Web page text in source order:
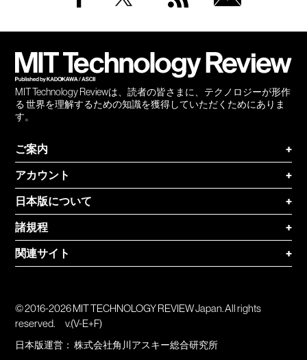
MIT Technology Reviewは、読者の皆さまに、テクノロジーが形作
る 世界を理解するための知識を獲得していただくためにありま
す。
ご案内
+
アカウント
+
日本版について
+
諸規程
+
関連サイト
+
© 2016-2026 MIT TECHNOLOGY REVIEW Japan. All rights
reserved.
v.(V-E+F)
日本版運営：株式会社角川アスキー総合研究所